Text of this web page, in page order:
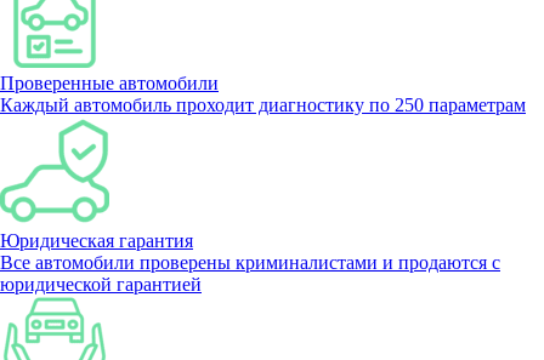
Проверенные автомобили
Каждый автомобиль проходит диагностику по 250 параметрам
Юридическая гарантия
Все автомобили проверены криминалистами и продаются с
юридической гарантией